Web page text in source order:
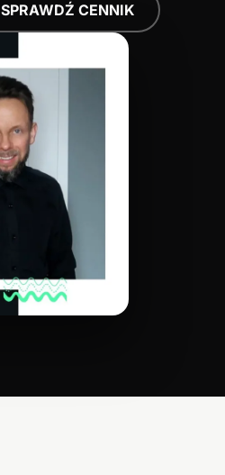
SPRAWDŹ CENNIK